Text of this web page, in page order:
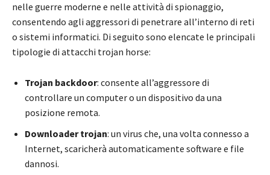
nelle guerre moderne e nelle attività di spionaggio,
consentendo agli aggressori di penetrare all’interno di reti
o sistemi informatici. Di seguito sono elencate le principali
tipologie di attacchi trojan horse:
Trojan backdoor: consente all’aggressore di
controllare un computer o un dispositivo da una
posizione remota.
Downloader trojan: un virus che, una volta connesso a
Internet, scaricherà automaticamente software e file
dannosi.